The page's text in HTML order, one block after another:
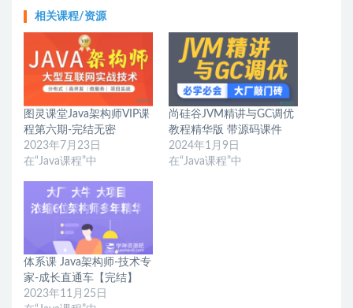
相关课程/资源
图灵课堂Java架构师VIP课
程第六期-完结无密
2023年7月23日
在“Java课程”中
尚硅谷JVM精讲与GC调优
教程精华版 带源码课件
2024年1月9日
在“Java课程”中
体系课 Java架构师-技术专
家-成长直通车【完结】
2023年11月25日